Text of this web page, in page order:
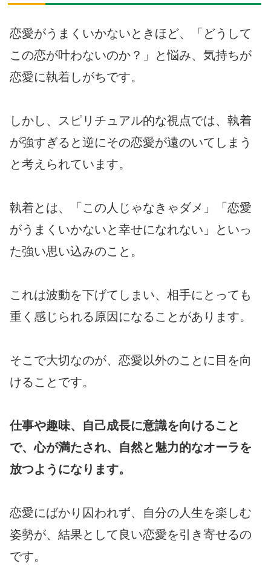
恋愛がうまくいかないときほど、「どうして
この恋が叶わないのか？」と悩み、気持ちが
恋愛に執着しがちです。
しかし、スピリチュアル的な視点では、執着
が強すぎると逆にその恋愛が遠のいてしまう
と考えられています。
執着とは、「この人じゃなきゃダメ」「恋愛
がうまくいかないと幸せになれない」といっ
た強い思い込みのこと。
これは波動を下げてしまい、相手にとっても
重く感じられる原因になることがあります。
そこで大切なのが、恋愛以外のことに目を向
けることです。
仕事や趣味、自己成長に意識を向けること
で、心が満たされ、自然と魅力的なオーラを
放つようになります。
恋愛にばかり囚われず、自分の人生を楽しむ
姿勢が、結果として良い恋愛を引き寄せるの
です。